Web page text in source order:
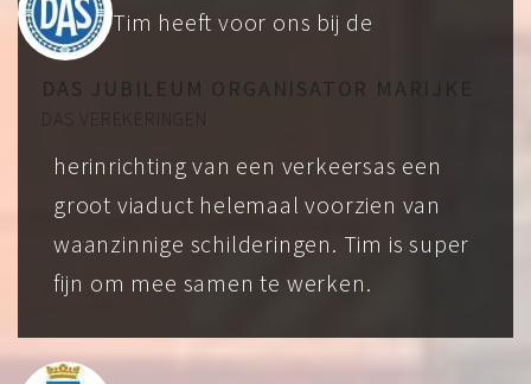
DAS JUBILEUM ORGANISATOR MARIJKE
DAS VEREKERINGEN
Tim heeft voor ons bij de
herinrichting van een verkeersas een
groot viaduct helemaal voorzien van
waanzinnige schilderingen. Tim is super
fijn om mee samen te werken.